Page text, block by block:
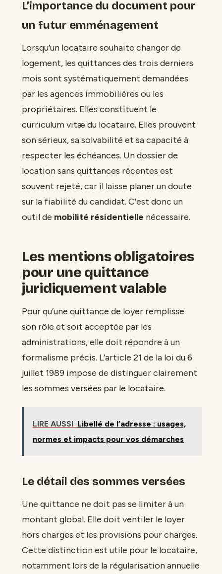
L’importance du document pour
un futur emménagement
Lorsqu’un locataire souhaite changer de
logement, les quittances des trois derniers
mois sont systématiquement demandées
par les agences immobilières ou les
propriétaires. Elles constituent le
curriculum vitæ du locataire. Elles prouvent
son sérieux, sa solvabilité et sa capacité à
respecter les échéances. Un dossier de
location sans quittances récentes est
souvent rejeté, car il laisse planer un doute
sur la fiabilité du candidat. C’est donc un
outil de mobilité résidentielle nécessaire.
Les mentions obligatoires
pour une quittance
juridiquement valable
Pour qu’une quittance de loyer remplisse
son rôle et soit acceptée par les
administrations, elle doit répondre à un
formalisme précis. L’article 21 de la loi du 6
juillet 1989 impose de distinguer clairement
les sommes versées par le locataire.
LIRE AUSSI Libellé de l’adresse : usages,
normes et impacts pour vos démarches
Le détail des sommes versées
Une quittance ne doit pas se limiter à un
montant global. Elle doit ventiler le loyer
hors charges et les provisions pour charges.
Cette distinction est utile pour le locataire,
notamment lors de la régularisation annuelle